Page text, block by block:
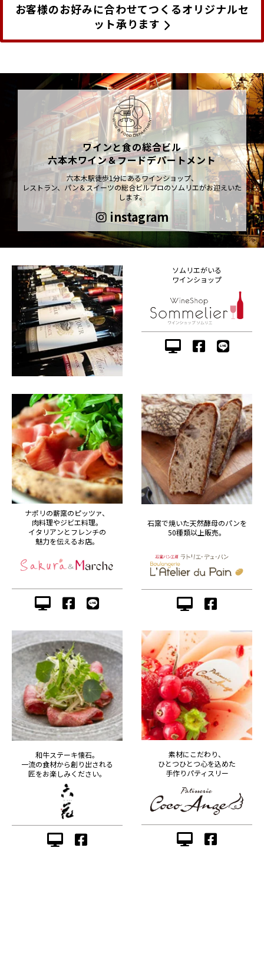
お客様のお好みに合わせてつくるオリジナルセ
ット承ります
ワインと食の総合ビル
六本木ワイン＆フードデパートメント
六本木駅徒歩1分にあるワインショップ、
レストラン、パン＆スイーツの総合ビルプロのソムリエがお迎えいた
します。
instagram
ソムリエがいる
ワインショップ
ナポリの薪窯のピッツァ、
肉料理やジビエ料理。
イタリアンとフレンチの
魅力を伝えるお店。
石窯で焼いた天然酵母のパンを
50種類以上販売。
和牛ステーキ懐石。
一流の食材から創り出される
匠をお楽しみください。
素材にこだわり、
ひとつひとつ心を込めた
手作りパティスリー